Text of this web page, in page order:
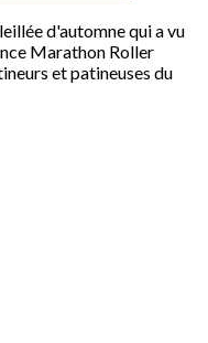
d'automne qui a vu
Marathon Roller
et patineuses du